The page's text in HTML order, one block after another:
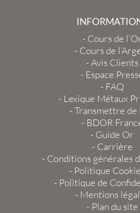
- Cours de
- Cours de
-Avis Clients
- Espace
- FAQ
- Lexique Métaux
-Transmettre
- BDOR
- Guide Or
- Carrière
- Conditions générales
- Politique
- Politique de
- Mentions
- Plan du site